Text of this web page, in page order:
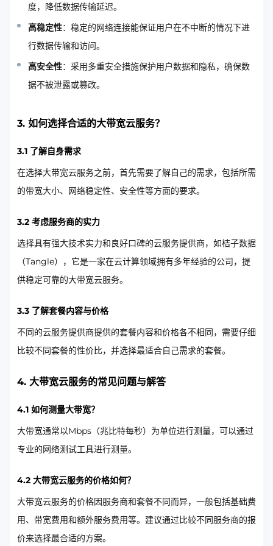
度，降低数据传输延迟。
高稳定性：稳定的网络连接能保证用户在不中断的情况下进
行数据传输和访问。
高安全性：采用多重安全措施保护用户数据和隐私，确保数
据不被泄露或篡改。
3. 如何选择合适的大带宽云服务？
3.1 了解自身需求
在选择大带宽云服务之前，首先需要了解自己的需求，包括所需
的带宽大小、网络稳定性、安全性等方面的要求。
3.2 考虑服务商的实力
选择具有强大技术实力和良好口碑的云服务提供商，如桔子数据
（Tangle），它是一家在云计算领域拥有多年经验的公司，提
供稳定可靠的大带宽云服务。
3.3 了解套餐内容与价格
不同的云服务提供商提供的套餐内容和价格各不相同，需要仔细
比较不同套餐的性价比，并选择最适合自己需求的套餐。
4. 大带宽云服务的常见问题与解答
4.1 如何测量大带宽？
大带宽通常以Mbps（兆比特每秒）为单位进行测量，可以通过
专业的网络测试工具进行测量。
4.2 大带宽云服务的价格如何？
大带宽云服务的价格因服务商和套餐不同而异，一般包括基础费
用、带宽费用和额外服务费用等。建议通过比较不同服务商的报
价来选择最合适的方案。